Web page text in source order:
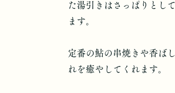
た湯引きはさっぱりとし
ます。
定番の鮎の串焼きや香ば
れを癒やしてくれます。